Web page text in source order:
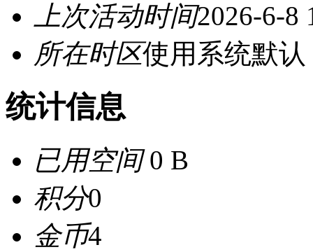
上次活动时间2026-6-8
所在时区使用系统默认
统计信息
已用空间0 B
积分0
金币4